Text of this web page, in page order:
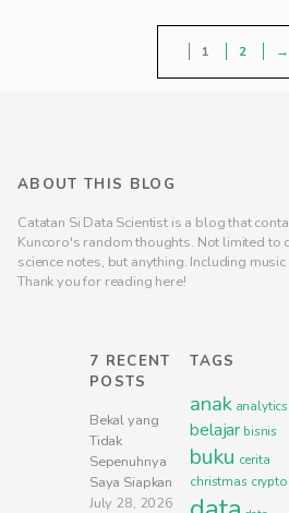
1 2 →
ABOUT THIS BLOG
Catatan Si Data Scientist is a blog that
Kuncoro's random thoughts. Not limited to
science notes, but anything. Including
Thank you for reading here!
7 RECENT
POSTS
Bekal yang
Tidak
Sepenuhnya
Saya Siapkan
July 28, 2026
TAGS
anak analytics
belajar bisnis
buku cerita
christmas crypto